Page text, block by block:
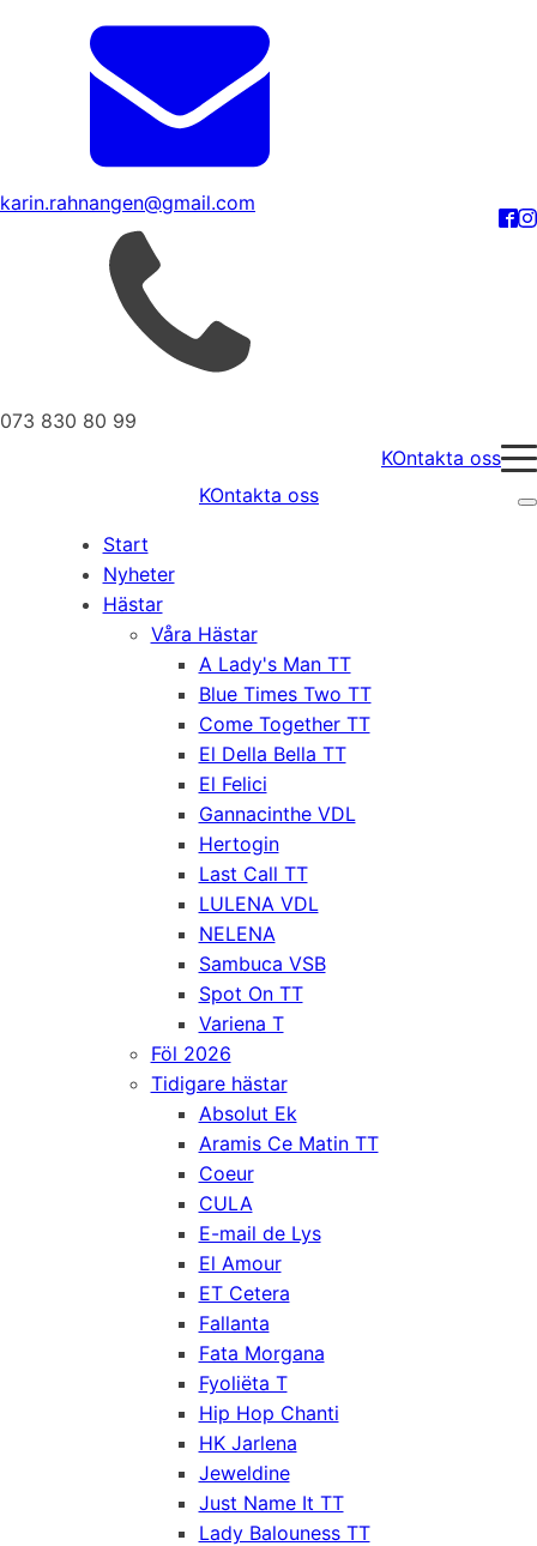
karin.rahnangen@gmail.com
073 830 80 99
KOntakta oss
KOntakta oss
Start
Nyheter
Hästar
Våra Hästar
A Lady's Man TT
Blue Times Two TT
Come Together TT
El Della Bella TT
El Felici
Gannacinthe VDL
Hertogin
Last Call TT
LULENA VDL
NELENA
Sambuca VSB
Spot On TT
Variena T
Föl 2026
Tidigare hästar
Absolut Ek
Aramis Ce Matin TT
Coeur
CULA
E-mail de Lys
El Amour
ET Cetera
Fallanta
Fata Morgana
Fyoliëta T
Hip Hop Chanti
HK Jarlena
Jeweldine
Just Name It TT
Lady Balouness TT